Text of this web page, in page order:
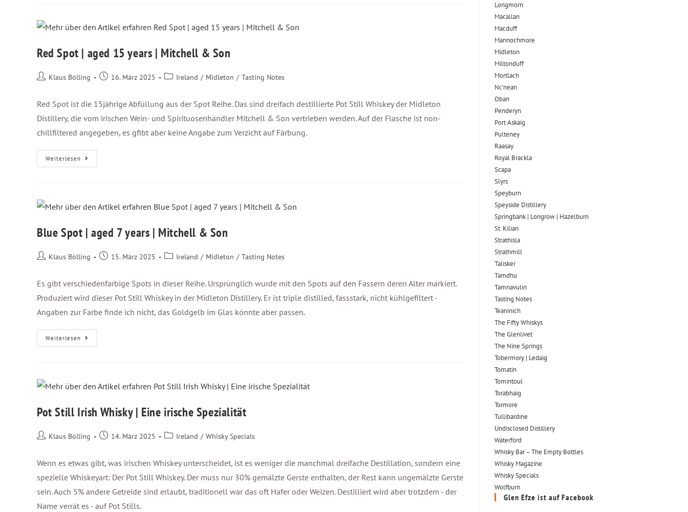
Red Spot | aged 15 years | Mitchell & Son
Klaus Bölling 16. März 2025 Ireland / Midleton / Tasting Notes
Red Spot ist die 15jährige Abfüllung aus der Spot Reihe. Das sind dreifach destillierte Pot Still Whiskey der Midleton
Distillery, die vom irischen Wein- und Spirituosenhändler Mitchell & Son vertrieben werden. Auf der Flasche ist non-
chillfiltered angegeben, es gfibt aber keine Angabe zum Verzicht auf Färbung.
Weiterlesen
Blue Spot | aged 7 years | Mitchell & Son
Klaus Bölling 15. März 2025 Ireland / Midleton / Tasting Notes
Es gibt verschiedenfarbige Spots in dieser Reihe. Ursprünglich wurde mit den Spots auf den Fässern deren Alter markiert.
Produziert wird dieser Pot Still Whiskey in der Midleton Distillery. Er ist triple distilled, fassstark, nicht kühlgefiltert -
Angaben zur Farbe finde ich nicht, das Goldgelb im Glas könnte aber passen.
Weiterlesen
Pot Still Irish Whisky | Eine irische Spezialität
Klaus Bölling 14. März 2025 Ireland / Whisky Specials
Wenn es etwas gibt, was irischen Whiskey unterscheidet, ist es weniger die manchmal dreifache Destillation, sondern eine
spezielle Whiskeyart: Der Pot Still Whiskey. Der muss nur 30% gemälzte Gerste enthalten, der Rest kann ungemälzte Gerste
sein. Auch 5% andere Getreide sind erlaubt, traditionell war das oft Hafer oder Weizen. Destilliert wird aber trotzdem - der
Name verrät es - auf Pot Stills.
Longmorn
Macallan
Macduff
Mannochmore
Midleton
Miltonduff
Mortlach
Nc’nean
Oban
Penderyn
Port Askaig
Pulteney
Raasay
Royal Brackla
Scapa
Slyrs
Speyburn
Speyside Distillery
Springbank | Longrow | Hazelburn
St. Kilian
Strathisla
Strathmill
Talisker
Tamdhu
Tamnavulin
Tasting Notes
Teaninich
The Fifty Whiskys
The Glenlivet
The Nine Springs
Tobermory | Ledaig
Tomatin
Tomintoul
Torabhaig
Tormore
Tullibardine
Undisclosed Distillery
Waterford
Whisky Bar – The Empty Bottles
Whisky Magazine
Whisky Specials
Wolfburn
Glen Efze ist auf Facebook